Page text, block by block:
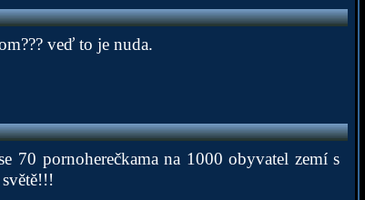
veď to je nuda.
70 pornoherečkama na 1000 obyvatel zemí s